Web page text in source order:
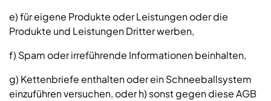
e) für eigene Produkte oder Leistungen oder die
Produkte und Leistungen Dritter werben,
f) Spam oder irreführende Informationen beinhalten,
g) Kettenbriefe enthalten oder ein Schneeballsystem
einzuführen versuchen, oder h) sonst gegen diese AGB